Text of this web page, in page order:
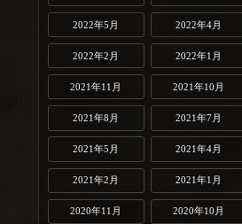
2022年5月 2022年4月
2022年2月 2022年1月
2021年11月 2021年10月
2021年8月 2021年7月
2021年5月 2021年4月
2021年2月 2021年1月
2020年11月 2020年10月